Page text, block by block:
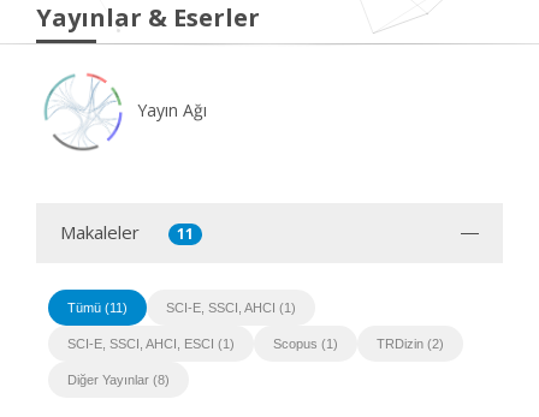
Yayınlar & Eserler
Yayın Ağı
Makaleler 11
Tümü (11) SCI-E, SSCI, AHCI (1)
SCI-E, SSCI, AHCI, ESCI (1) Scopus (1) TRDizin (2)
Diğer Yayınlar (8)